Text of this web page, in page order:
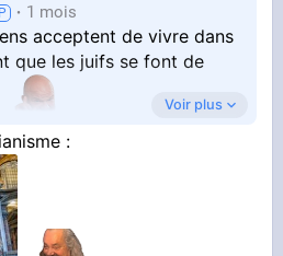
1 mois
acceptent de vivre dans
que les juifs se font de
Voir plus
: